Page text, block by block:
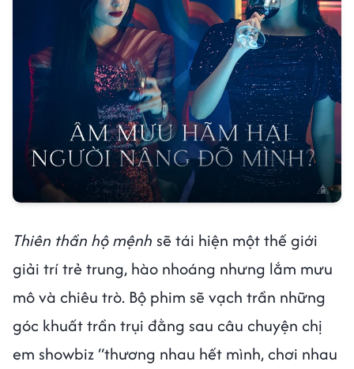
Thiên thần hộ mệnh sẽ tái hiện một thế giới
giải trí trẻ trung, hào nhoáng nhưng lắm mưu
mô và chiêu trò. Bộ phim sẽ vạch trần những
góc khuất trần trụi đằng sau câu chuyện chị
em showbiz “thương nhau hết mình, chơi nhau